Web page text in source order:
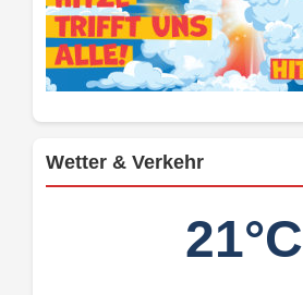
Wetter & Verkehr
21°C